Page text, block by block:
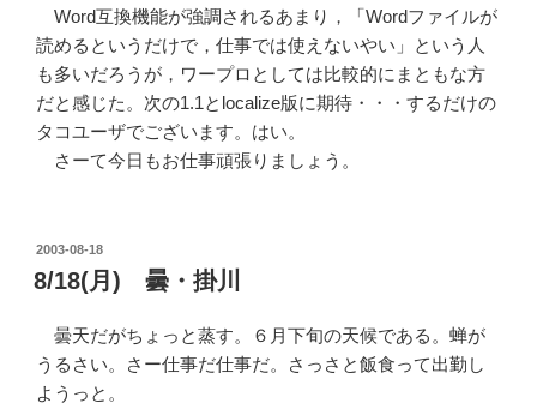
Word互換機能が強調されるあまり，「Wordファイルが
読めるというだけで，仕事では使えないやい」という人
も多いだろうが，ワープロとしては比較的にまともな方
だと感じた。次の1.1とlocalize版に期待・・・するだけの
タコユーザでございます。はい。
さーて今日もお仕事頑張りましょう。
POSTED
ON
2003-08-18
8/18(月) 曇・掛川
曇天だがちょっと蒸す。６月下旬の天候である。蝉が
うるさい。さー仕事だ仕事だ。さっさと飯食って出勤し
ようっと。